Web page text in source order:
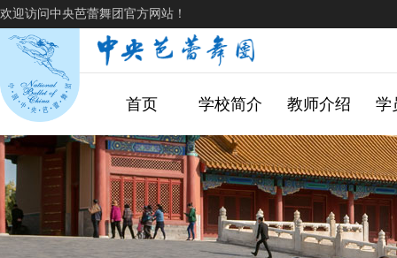
欢迎访问中央芭蕾舞团官方网站！
首页 学校简介 教师介绍 学